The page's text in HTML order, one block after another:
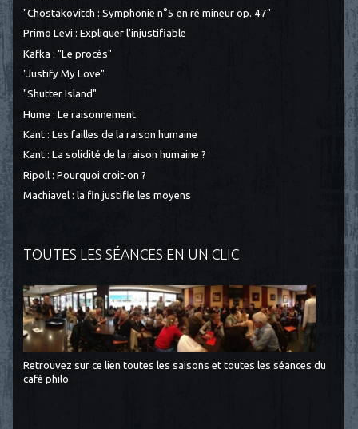
"Chostakovitch : Symphonie n°5 en ré mineur op. 47"
Primo Levi : Expliquer l'injustifiable
Kafka : "Le procès"
"Justify My Love"
"Shutter Island"
Hume : Le raisonnement
Kant : Les failles de la raison humaine
Kant : La solidité de la raison humaine ?
Ripoll : Pourquoi croit-on ?
Machiavel : la fin justifie les moyens
TOUTES LES SÉANCES EN UN CLIC
Retrouvez sur ce lien toutes les saisons et toutes les séances du
café philo